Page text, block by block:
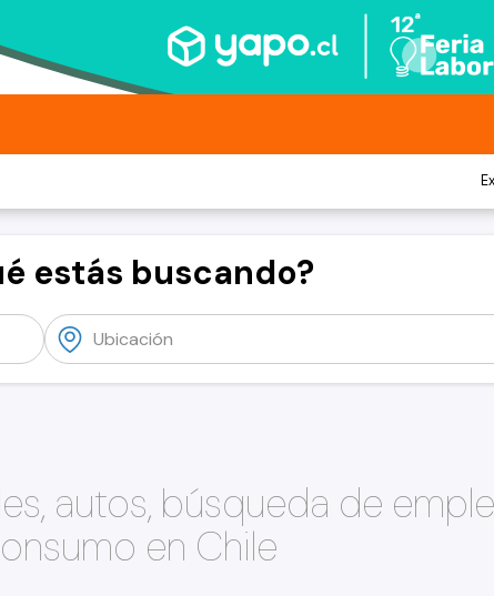
estás buscando?
autos, búsqueda de
en Chile